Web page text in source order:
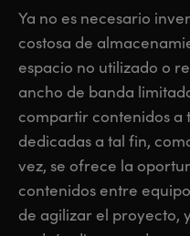
Ya no es necesario
costosa de
espacio no utilizado o
ancho de banda
compartir contenidos a
dedicadas a tal fin,
vez, se ofrece la
contenidos entre
de agilizar el proyecto,